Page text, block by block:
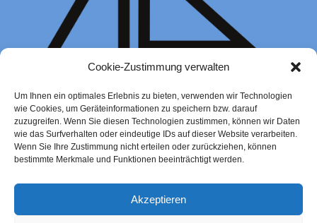
Cookie-Zustimmung verwalten
Um Ihnen ein optimales Erlebnis zu bieten, verwenden wir Technologien
wie Cookies, um Geräteinformationen zu speichern bzw. darauf
zuzugreifen. Wenn Sie diesen Technologien zustimmen, können wir Daten
wie das Surfverhalten oder eindeutige IDs auf dieser Website verarbeiten.
Wenn Sie Ihre Zustimmung nicht erteilen oder zurückziehen, können
bestimmte Merkmale und Funktionen beeinträchtigt werden.
Akzeptieren
Laserkurse 2025
295,00